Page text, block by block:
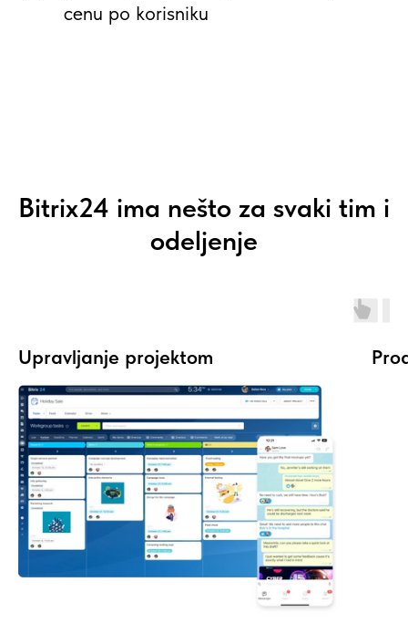
cenu po korisniku
Bitrix24 ima nešto za svaki tim i
odeljenje
Upravljanje projektom